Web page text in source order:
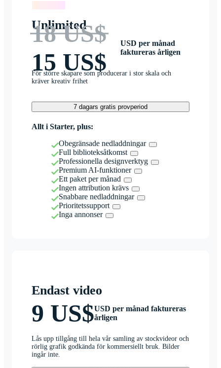
Unlimited
18 US$
15 US$
USD per månad
faktureras årligen
För större skapare som producerar i stor skala och
kräver kreativ frihet
7 dagars gratis provperiod
Allt i Starter, plus:
Obegränsade nedladdningar
Full biblioteksåtkomst
Professionella designverktyg
Premium AI-funktioner
Ett paket per månad
Ingen attribution krävs
Snabbare nedladdningar
Prioritetssupport
Inga annonser
Endast video
9 US$USD per månad faktureras
årligen
Lås upp tillgång till hela vår samling av stockvideor och
rörlig grafik godkända för kommersiellt bruk. Bilder
ingår inte.